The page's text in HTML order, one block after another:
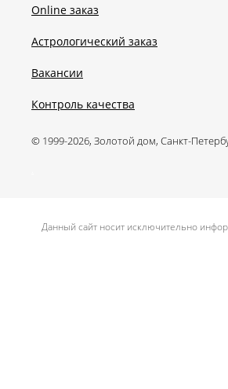
Online заказ
Астрологический заказ
Вакансии
Контроль качества
© 1999-2026, Золотой дом, Санкт-
Данный сайт носит исключительно